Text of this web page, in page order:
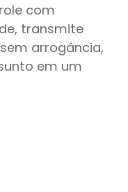
com
transmite
arrogância,
em um